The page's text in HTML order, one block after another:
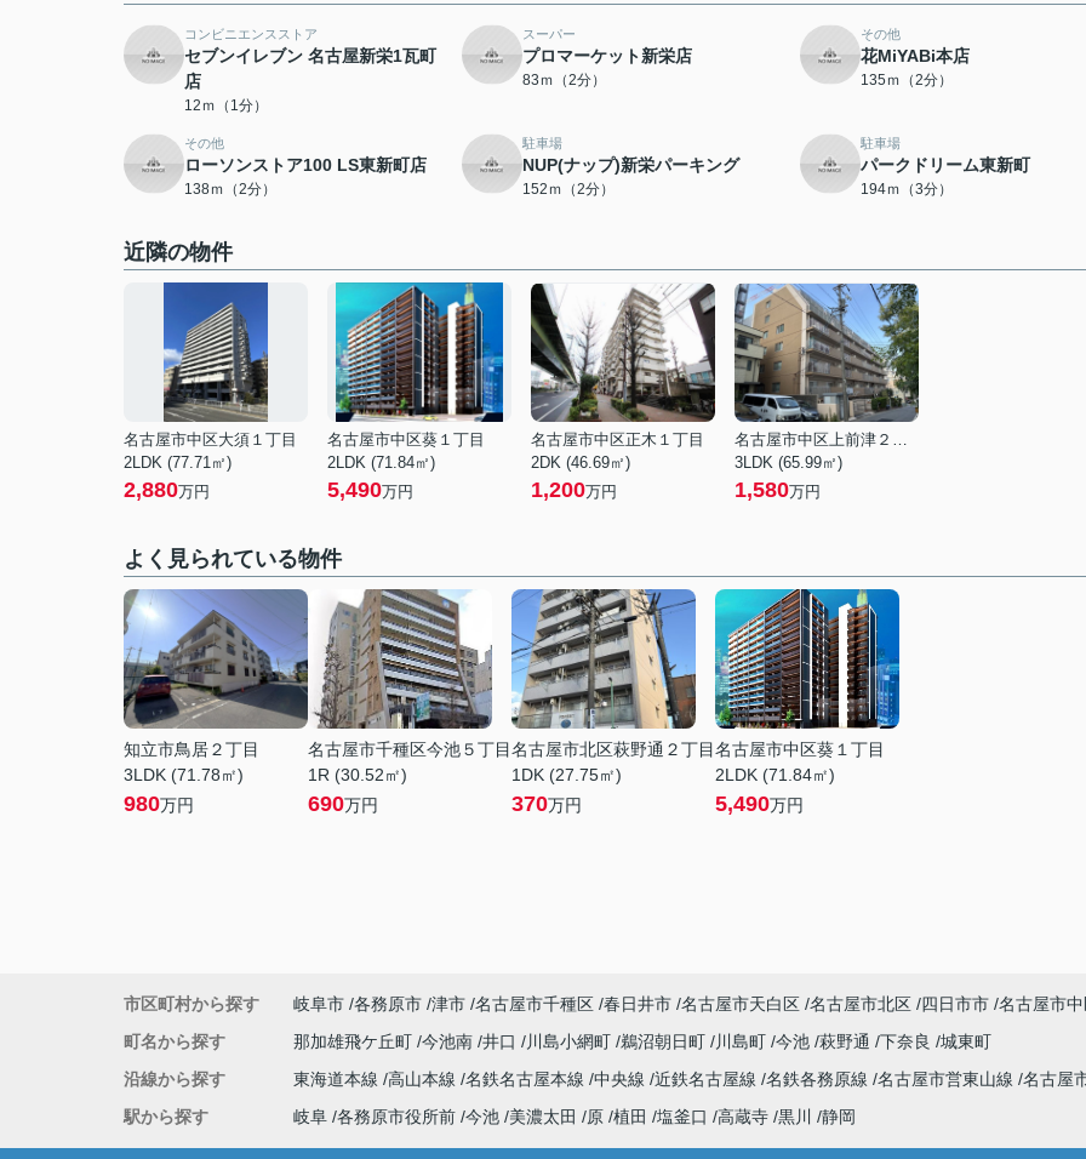
コンビニエンスストア
セブンイレブン 名古屋新栄1瓦町
店
12ｍ（1分）
スーパー
プロマーケット新栄店
83ｍ（2分）
その他
花MiYABi本店
135ｍ（2分）
その他
ローソンストア100 LS東新町店
138ｍ（2分）
駐車場
NUP(ナップ)新栄パーキング
152ｍ（2分）
駐車場
パークドリーム東新町
194ｍ（3分）
近隣の物件
名古屋市中区大須１丁目
2LDK (77.71㎡)
2,880万円
名古屋市中区葵１丁目
2LDK (71.84㎡)
5,490万円
名古屋市中区正木１丁目
2DK (46.69㎡)
1,200万円
名古屋市中区上前津２丁目
3LDK (65.99㎡)
1,580万円
よく見られている物件
知立市鳥居２丁目
3LDK (71.78㎡)
980万円
名古屋市千種区今池５丁目
1R (30.52㎡)
690万円
名古屋市北区萩野通２丁目
1DK (27.75㎡)
370万円
名古屋市中区葵１丁目
2LDK (71.84㎡)
5,490万円
市区町村から探す 岐阜市 各務原市 津市 名古屋市千種区 春日井市 名古屋市天白区 名古屋市北区 四日市市 名古屋市
町名から探す
那加雄飛ケ丘町 今池南 井口 川島小網町 鵜沼朝日町 川島町 今池 萩野通 下奈良
城東町
沿線から探す
東海道本線 高山本線 名鉄名古屋本線 中央線 近鉄名古屋線 名鉄各務原線 名古屋市営東山線 名古屋
駅から探す
岐阜 各務原市役所前 今池 美濃太田 原 植田 塩釜口 高蔵寺 黒川 静岡